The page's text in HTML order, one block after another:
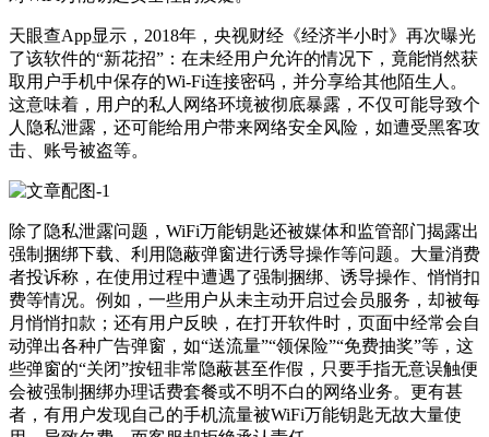
天眼查App显示，2018年，央视财经《经济半小时》再次曝光
了该软件的“新花招”：在未经用户允许的情况下，竟能悄然获
取用户手机中保存的Wi-Fi连接密码，并分享给其他陌生人。
这意味着，用户的私人网络环境被彻底暴露，不仅可能导致个
人隐私泄露，还可能给用户带来网络安全风险，如遭受黑客攻
击、账号被盗等。
除了隐私泄露问题，WiFi万能钥匙还被媒体和监管部门揭露出
强制捆绑下载、利用隐蔽弹窗进行诱导操作等问题。大量消费
者投诉称，在使用过程中遭遇了强制捆绑、诱导操作、悄悄扣
费等情况。例如，一些用户从未主动开启过会员服务，却被每
月悄悄扣款；还有用户反映，在打开软件时，页面中经常会自
动弹出各种广告弹窗，如“送流量”“领保险”“免费抽奖”等，这
些弹窗的“关闭”按钮非常隐蔽甚至作假，只要手指无意误触便
会被强制捆绑办理话费套餐或不明不白的网络业务。更有甚
者，有用户发现自己的手机流量被WiFi万能钥匙无故大量使